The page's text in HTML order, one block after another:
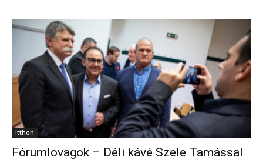
Itthon
Fórumlovagok – Déli kávé Szele Tamással